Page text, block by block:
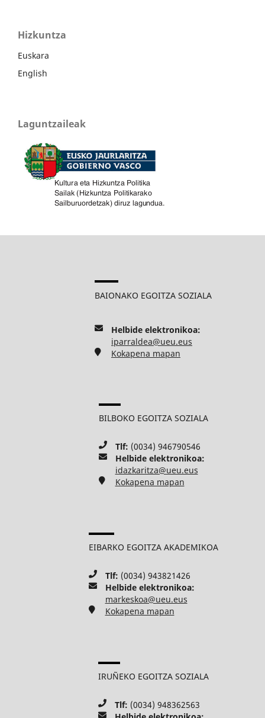
Hizkuntza
Euskara
English
Laguntzaileak
BAIONAKO EGOITZA SOZIALA
Helbide elektronikoa:
iparraldea@ueu.eus
Kokapena mapan
BILBOKO EGOITZA SOZIALA
Tlf: (0034) 946790546
Helbide elektronikoa:
idazkaritza@ueu.eus
Kokapena mapan
EIBARKO EGOITZA AKADEMIKOA
Tlf: (0034) 943821426
Helbide elektronikoa:
markeskoa@ueu.eus
Kokapena mapan
IRUÑEKO EGOITZA SOZIALA
Tlf: (0034) 948362563